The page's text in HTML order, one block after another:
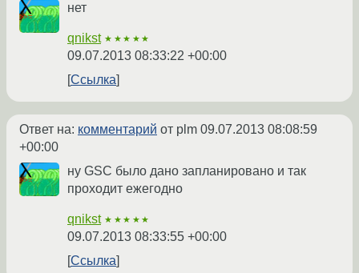
нет
qnikst ★★★★★
09.07.2013 08:33:22 +00:00
Ссылка
Ответ на: комментарий от plm 09.07.2013 08:08:59
+00:00
ну GSC было дано запланировано и так
проходит ежегодно
qnikst ★★★★★
09.07.2013 08:33:55 +00:00
Ссылка